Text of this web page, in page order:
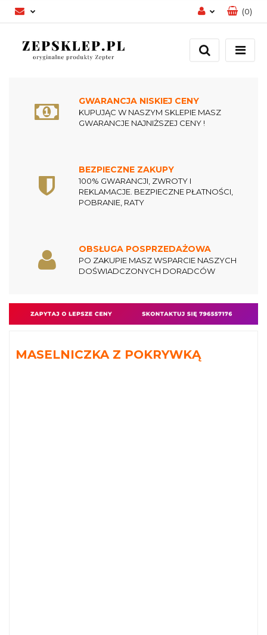
Zaloguj się
Zarejestruj się
(0)
GWARANCJA NISKIEJ CENY
KUPUJĄC W NASZYM SKLEPIE MASZ
GWARANCJE NAJNIŻSZEJ CENY !
BEZPIECZNE ZAKUPY
100% GWARANCJI, ZWROTY I
REKLAMACJE. BEZPIECZNE PŁATNOŚCI,
POBRANIE, RATY
OBSŁUGA POSPRZEDAŻOWA
PO ZAKUPIE MASZ WSPARCIE NASZYCH
DOŚWIADCZONYCH DORADCÓW
MASELNICZKA Z POKRYWKĄ